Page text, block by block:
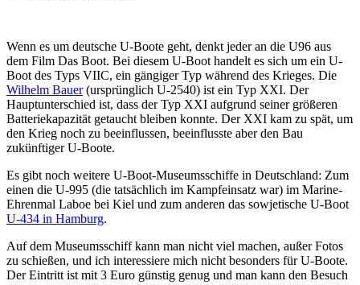
Wenn es um deutsche U-Boote geht, denkt jeder an die U96 aus
dem Film Das Boot. Bei diesem U-Boot handelt es sich um ein U-
Boot des Typs VIIC, ein gängiger Typ während des Krieges. Die
Wilhelm Bauer(ursprünglich U-2540) ist ein Typ XXI. Der
Hauptunterschied ist, dass der Typ XXI aufgrund seiner größeren
Batteriekapazität getaucht bleiben konnte. Der XXI kam zu spät, um
den Krieg noch zu beeinflussen, beeinflusste aber den Bau
zukünftiger U-Boote.
Es gibt noch weitere U-Boot-Museumsschiffe in Deutschland: Zum
einen die U-995 (die tatsächlich im Kampfeinsatz war) im Marine-
Ehrenmal Laboe bei Kiel und zum anderen das sowjetische U-Boot
U-434 in Hamburg.
Auf dem Museumsschiff kann man nicht viel machen, außer Fotos
zu schießen, und ich interessiere mich nicht besonders für U-Boote.
Der Eintritt ist mit 3 Euro günstig genug und man kann den Besuch